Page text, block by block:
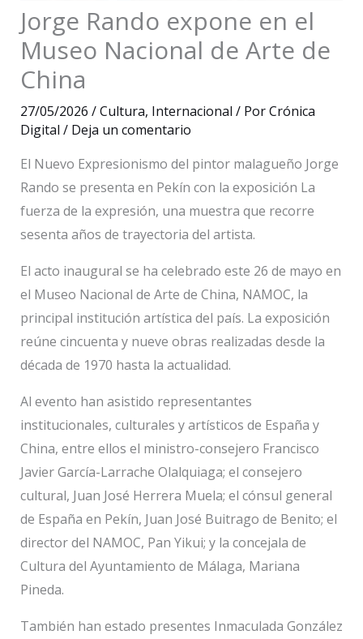
Jorge Rando expone en el
Museo Nacional de Arte de
China
27/05/2026 /Cultura, Internacional / PorCrónica
Digital / Deja un comentario
El Nuevo Expresionismo del pintor malagueño Jorge
Rando se presenta en Pekín con la exposición La
fuerza de la expresión, una muestra que recorre
sesenta años de trayectoria del artista.
El acto inaugural se ha celebrado este 26 de mayo en
el Museo Nacional de Arte de China, NAMOC, la
principal institución artística del país. La exposición
reúne cincuenta y nueve obras realizadas desde la
década de 1970 hasta la actualidad.
Al evento han asistido representantes
institucionales, culturales y artísticos de España y
China, entre ellos el ministro-consejero Francisco
Javier García-Larrache Olalquiaga; el consejero
cultural, Juan José Herrera Muela; el cónsul general
de España en Pekín, Juan José Buitrago de Benito; el
director del NAMOC, Pan Yikui; y la concejala de
Cultura del Ayuntamiento de Málaga, Mariana
Pineda.
También han estado presentes Inmaculada González